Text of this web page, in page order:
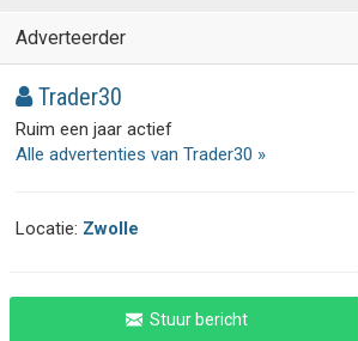
Adverteerder
Trader30
Ruim een jaar actief
Alle advertenties van Trader30 »
Locatie: Zwolle
Stuur bericht